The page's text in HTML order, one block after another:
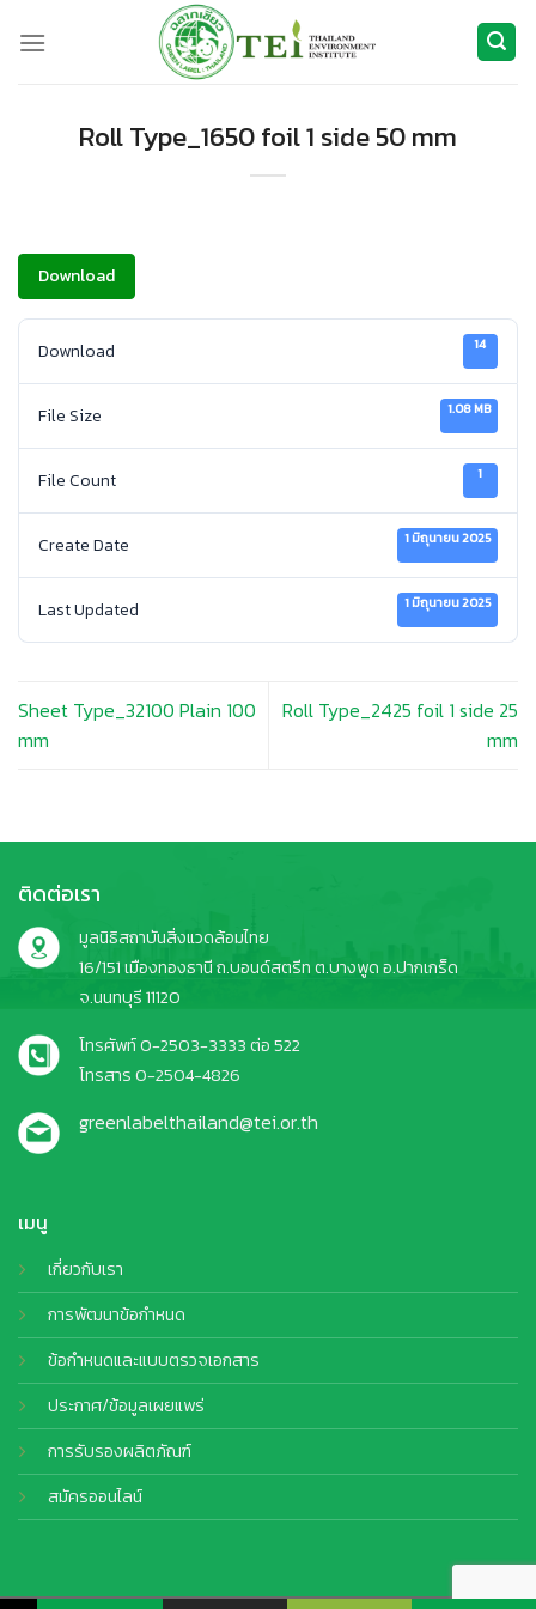
Roll Type_1650 foil 1 side 50 mm
Download
Download 14
File Size 1.08 MB
File Count 1
Create Date 1 มิถุนายน 2025
Last Updated 1 มิถุนายน 2025
Sheet Type_32100 Plain 100
mm
Roll Type_2425 foil 1 side 25
mm
เมนู
เกี่ยวกับเรา
การพัฒนาข้อกำหนด
ข้อกำหนดและแบบตรวจเอกสาร
ประกาศ/ข้อมูลเผยแพร่
การรับรองผลิตภัณฑ์
สมัครออนไลน์
ติดต่อเรา
มูลนิธิสถาบันสิ่งแวดล้อมไทย
16/151 เมืองทองธานี ถ.บอนด์สตรีท ต.บางพูด อ.ปากเกร็ด
จ.นนทบุรี 11120
โทรศัพท์ 0-2503-3333 ต่อ 522
โทรสาร 0-2504-4826
greenlabelthailand@tei.or.th